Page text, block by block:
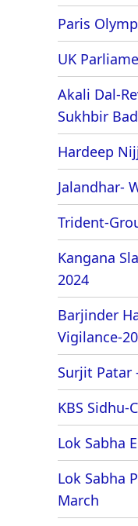
Paris
UK
Akali Dal-
Sukhbir
Hardeep
Jalandhar-
Trident-
Kangana
2024
Barjinder
Vigilance-
Surjit Patar
KBS Sidhu-
Lok Sabha
Lok Sabha
March